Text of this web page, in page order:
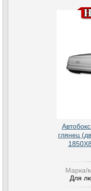
глянец
Марка/
Для